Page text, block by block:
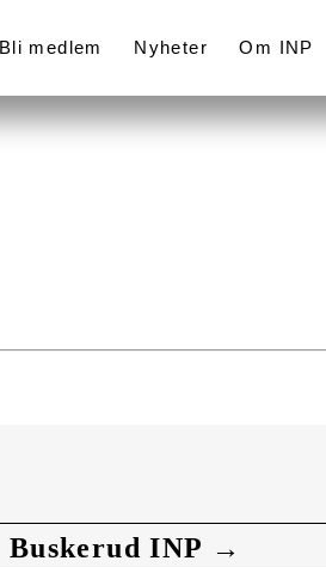
Bli medlem Nyheter Om INP
Buskerud INP →